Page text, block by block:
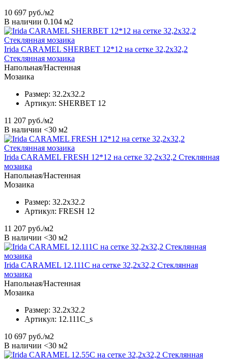
10 697 руб./м2
В наличии 0.104 м2
Irida CARAMEL SHERBET 12*12 на сетке 32,2х32,2
Стеклянная мозаика
Напольная/Настенная
Мозаика
Размер: 32.2x32.2
Артикул: SHERBET 12
11 207 руб./м2
В наличии <30 м2
Irida CARAMEL FRESH 12*12 на сетке 32,2х32,2 Стеклянная
мозаика
Напольная/Настенная
Мозаика
Размер: 32.2x32.2
Артикул: FRESH 12
11 207 руб./м2
В наличии <30 м2
Irida CARAMEL 12.111C на сетке 32,2x32,2 Стеклянная
мозаика
Напольная/Настенная
Мозаика
Размер: 32.2x32.2
Артикул: 12.111C_s
10 697 руб./м2
В наличии <30 м2